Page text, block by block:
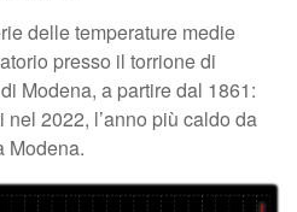
delle temperature medie
presso il torrione di
Modena, a partire dal 1861:
nel 2022, l’anno più caldo da
Modena.